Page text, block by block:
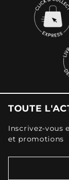
TOUTE
Inscrivez-vous
et promotions